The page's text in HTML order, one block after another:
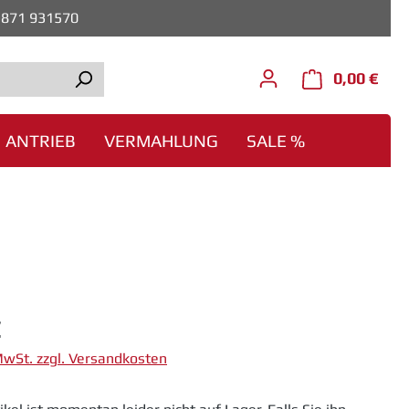
931570
0,00 €
ANTRIEB VERMAHLUNG SALE %
zzgl. Versandkosten